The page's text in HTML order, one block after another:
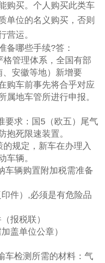
购买。个人购买此类车
单位的名义购买，否则
营运。
备哪些手续?答：
管理体系，全国有部
安徽等地）新增要
购车前事先将合乎对应
属地车管所进行申报。
要求：国5（欧五）尾气
抱死限速装置。
规定，新车在办理入
车辆。
车辆购置附加税需准备
件）,必须是有危险品
报税联）
盖单位公章）
车检测所需的材料：气